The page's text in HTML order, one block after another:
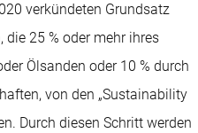
verkündeten Grundsatz
25 % oder mehr ihres
Ölsanden oder 10 % durch
von den „Sustainability
Durch diesen Schritt werden